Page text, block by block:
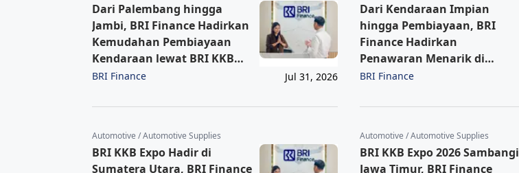
Dari Palembang hingga
Jambi, BRI Finance Hadirkan
Kemudahan Pembiayaan
Kendaraan lewat BRI KKB
Expo
BRI Finance Jul 31, 2026
Dari Kendaraan Impian
hingga Pembiayaan, BRI
Finance Hadirkan
Penawaran Menarik di
Sumatera Barat
BRI Finance
Automotive / Automotive Supplies
BRI KKB Expo Hadir di
Sumatera Utara, BRI Finance
Automotive / Automotive Supplies
BRI KKB Expo 2026 Sambangi
Jawa Timur, BRI Finance